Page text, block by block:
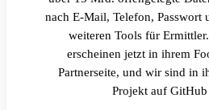
nach E-Mail, Telefon,
weiteren Tools für
erscheinen jetzt in ihrem
Partnerseite, und wir sind in
Projekt auf GitHub